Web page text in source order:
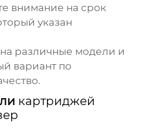
внимание на срок
указан
различные модели и
вариант по
картриджей